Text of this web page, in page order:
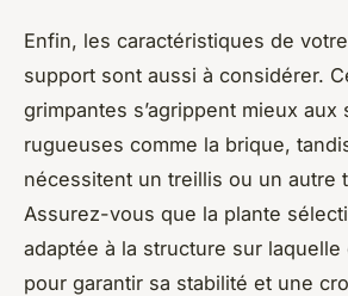
Enfin, les caractéristiques de
support sont aussi à considérer.
grimpantes s’agrippent mieux aux
rugueuses comme la brique,
nécessitent un treillis ou un autre
Assurez-vous que la plante
adaptée à la structure sur laquelle
pour garantir sa stabilité et une